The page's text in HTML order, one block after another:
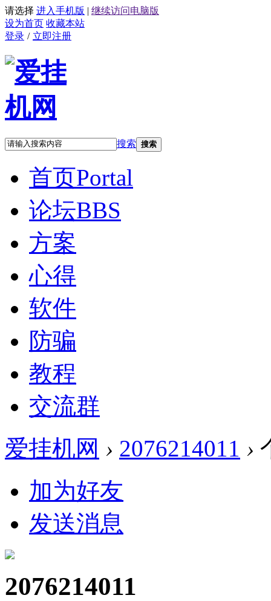
请选择 进入手机版 | 继续访问电脑版
设为首页 收藏本站
登录 / 立即注册
搜索 搜索
首页Portal
论坛BBS
方案
心得
软件
防骗
教程
交流群
爱挂机网 › 2076214011 ›
加为好友
发送消息
2076214011